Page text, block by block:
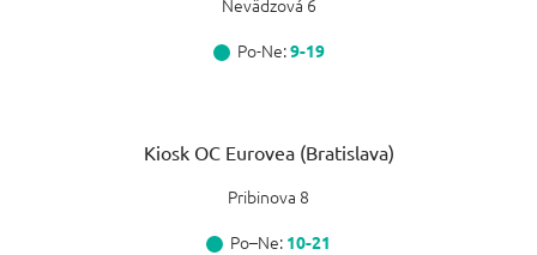
Po-Ne:9-19
Kiosk OC Eurovea (Bratislava)
Pribinova 8
Po–Ne: 10-21